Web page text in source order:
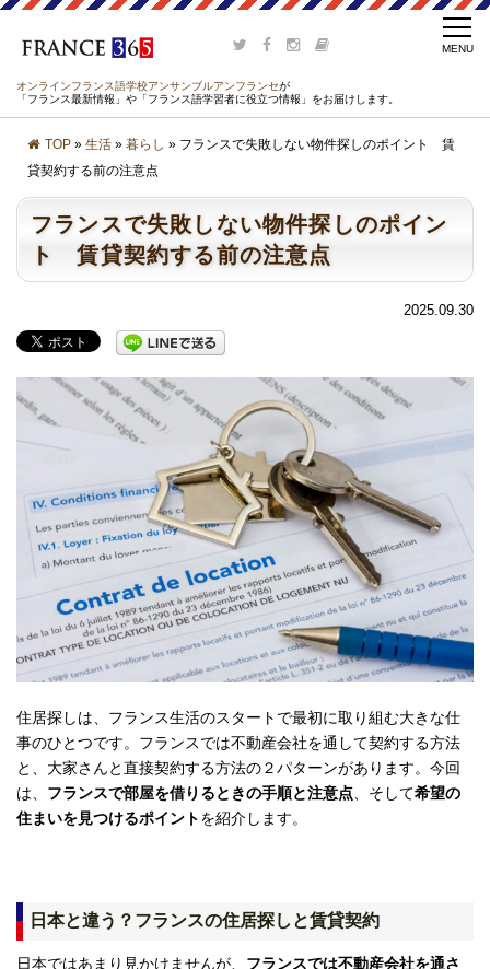
オンラインフランス語学校アンサンブルアンフランセが
「フランス最新情報」や「フランス語学習者に役立つ情報」をお届けします。
TOP » 生活 » 暮らし » フランスで失敗しない物件探しのポイント 賃
貸契約する前の注意点
フランスで失敗しない物件探しのポイン
ト 賃貸契約する前の注意点
2025.09.30
住居探しは、フランス生活のスタートで最初に取り組む大きな仕
事のひとつです。フランスでは不動産会社を通して契約する方法
と、大家さんと直接契約する方法の２パターンがあります。今回
は、 フランスで部屋を借りるときの手順と注意点 、そして希望の
住まいを見つけるポイントを紹介します。
日本と違う？フランスの住居探しと賃貸契約
日本ではあまり見かけませんが、 フランスでは不動産会社を通さ